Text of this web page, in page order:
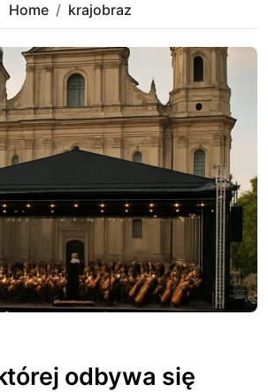
Home krajobraz
odbywa się